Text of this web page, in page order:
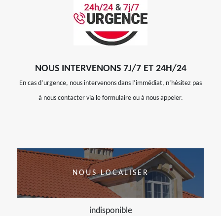
NOUS INTERVENONS 7J/7 ET 24H/24
En cas d’urgence, nous intervenons dans l’immédiat, n’hésitez pas
à nous contacter via le formulaire ou à nous appeler.
NOUS LOCALISER
indisponible